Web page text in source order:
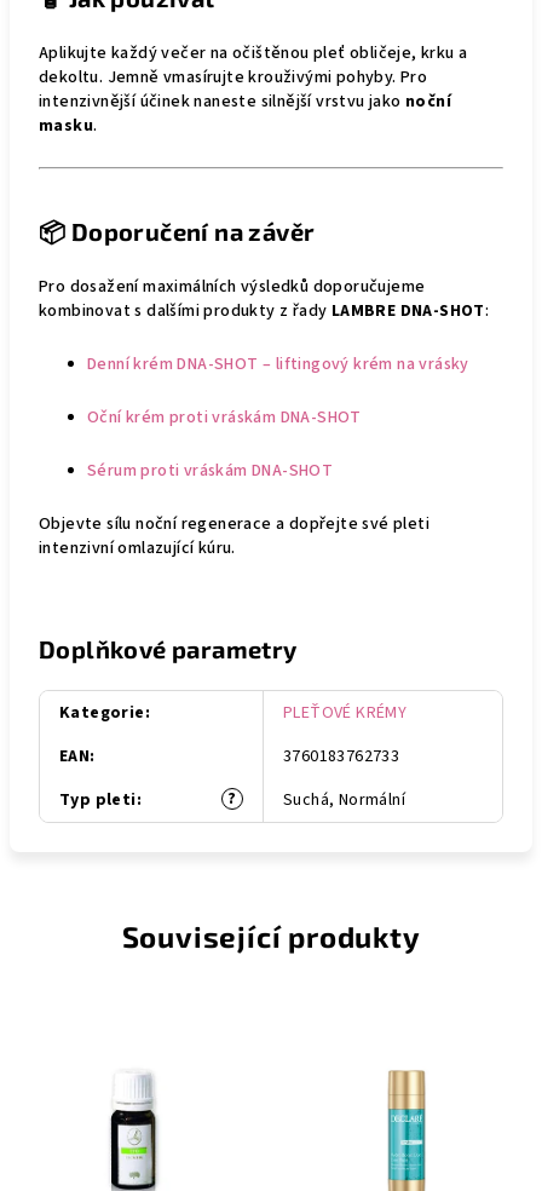
Aplikujte každý večer na očištěnou pleť obličeje, krku a
dekoltu. Jemně vmasírujte krouživými pohyby. Pro
intenzivnější účinek naneste silnější vrstvu jako noční
masku.
📦 Doporučení na závěr
Pro dosažení maximálních výsledků doporučujeme
kombinovat s dalšími produkty z řady LAMBRE DNA-SHOT:
Denní krém DNA-SHOT – liftingový krém na vrásky
Oční krém proti vráskám DNA-SHOT
Sérum proti vráskám DNA-SHOT
Objevte sílu noční regenerace a dopřejte své pleti
intenzivní omlazující kúru.
Doplňkové parametry
Kategorie:
PLEŤOVÉ KRÉMY
EAN:
3760183762733
?
Typ pleti: Suchá, Normální
Související produkty